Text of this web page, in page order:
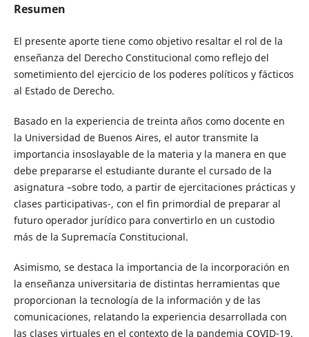
Resumen
El presente aporte tiene como objetivo resaltar el rol de la
enseñanza del Derecho Constitucional como reflejo del
sometimiento del ejercicio de los poderes políticos y fácticos
al Estado de Derecho.
Basado en la experiencia de treinta años como docente en
la Universidad de Buenos Aires, el autor transmite la
importancia insoslayable de la materia y la manera en que
debe prepararse el estudiante durante el cursado de la
asignatura –sobre todo, a partir de ejercitaciones prácticas y
clases participativas-, con el fin primordial de preparar al
futuro operador jurídico para convertirlo en un custodio
más de la Supremacía Constitucional.
Asimismo, se destaca la importancia de la incorporación en
la enseñanza universitaria de distintas herramientas que
proporcionan la tecnología de la información y de las
comunicaciones, relatando la experiencia desarrollada con
las clases virtuales en el contexto de la pandemia COVID-19.